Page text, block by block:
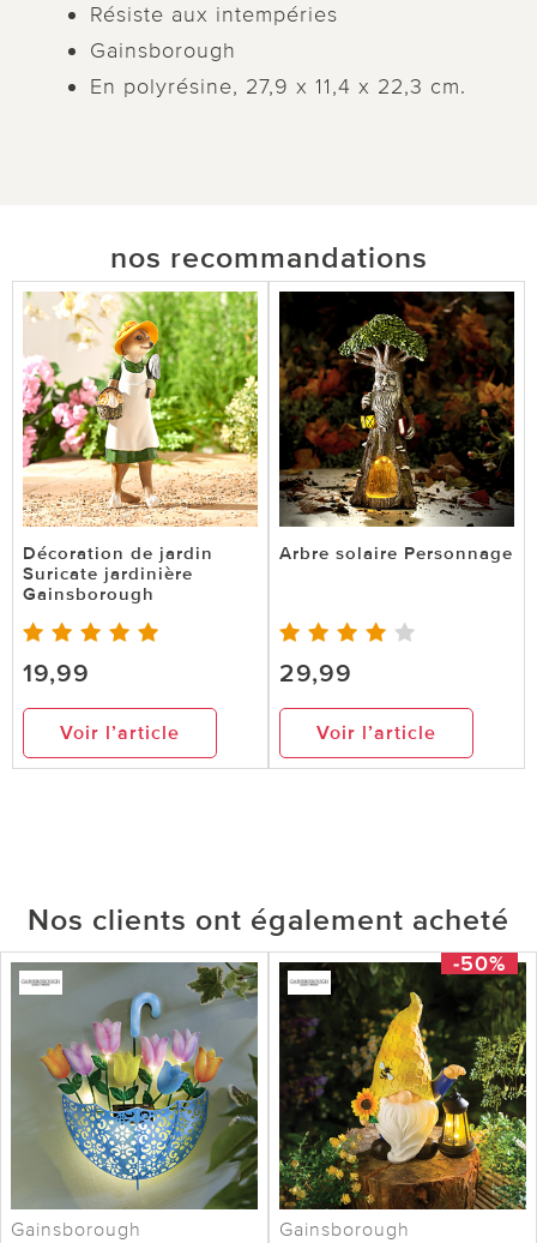
Résiste aux intempéries
Gainsborough
En polyrésine, 27,9 x 11,4 x 22,3 cm.
nos recommandations
Décoration de jardin
Suricate jardinière
Gainsborough
19,99
Voir l’article
Arbre solaire Personnage
29,99
Voir l’article
Nos clients ont également acheté
Gainsborough
-50%
Gainsborough